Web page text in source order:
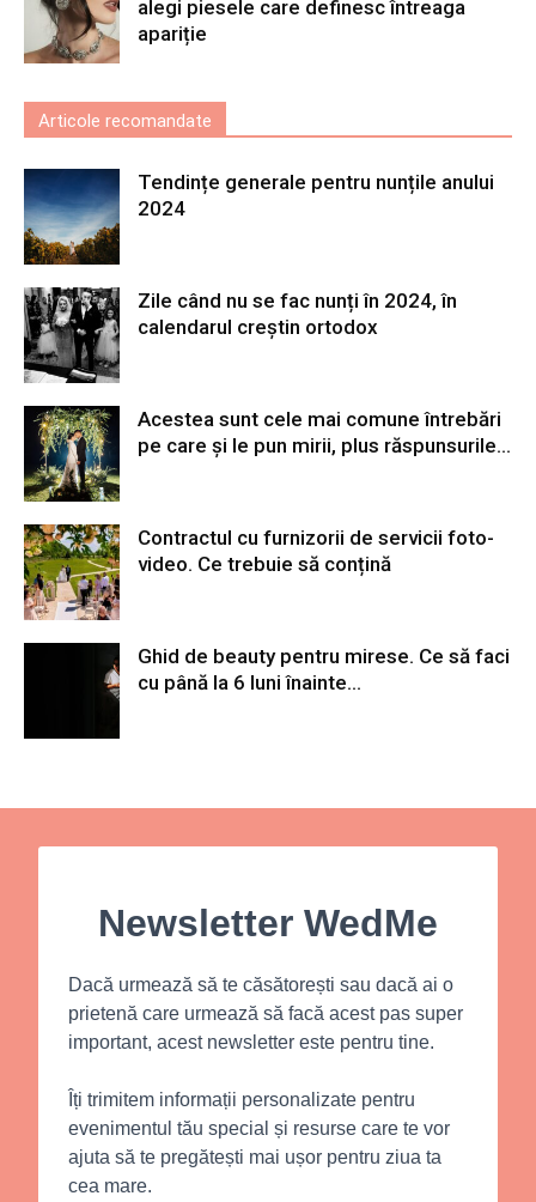
alegi piesele care definesc întreaga
apariție
Articole recomandate
Tendințe generale pentru nunțile anului
2024
Zile când nu se fac nunți în 2024, în
calendarul creștin ortodox
Acestea sunt cele mai comune întrebări
pe care și le pun mirii, plus răspunsurile...
Contractul cu furnizorii de servicii foto-
video. Ce trebuie să conțină
Ghid de beauty pentru mirese. Ce să faci
cu până la 6 luni înainte...
Newsletter WedMe
Dacă urmează să te căsătorești sau dacă ai o
prietenă care urmează să facă acest pas super
important, acest newsletter este pentru tine.
Îți trimitem informații personalizate pentru
evenimentul tău special și resurse care te vor
ajuta să te pregătești mai ușor pentru ziua ta
cea mare.